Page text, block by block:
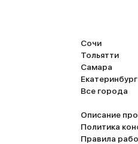
Сочи
Тольятти
Самара
Екатеринбург
Все города
Описание
Политика
Правила